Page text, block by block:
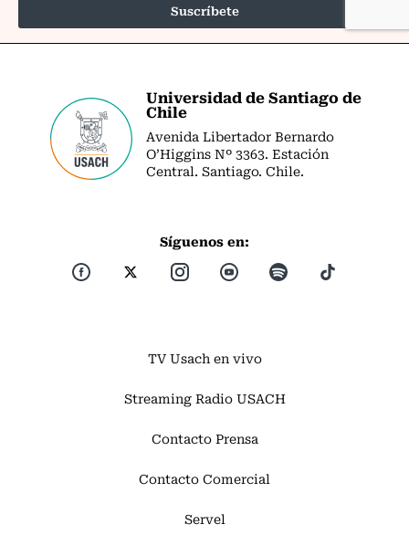
Universidad de Santiago de
Chile
Avenida Libertador Bernardo
O’Higgins Nº 3363. Estación
Central. Santiago. Chile.
Síguenos en:
TV Usach en vivo
Streaming Radio USACH
Contacto Prensa
Contacto Comercial
Servel